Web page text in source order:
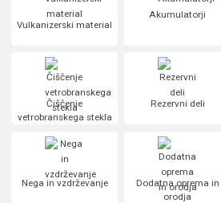
Vulkanizerski material
Akumulatorji
Čiščenje
vetrobranskega stekla
Rezervni deli
Nega in vzdrževanje
Dodatna oprema in
orodja